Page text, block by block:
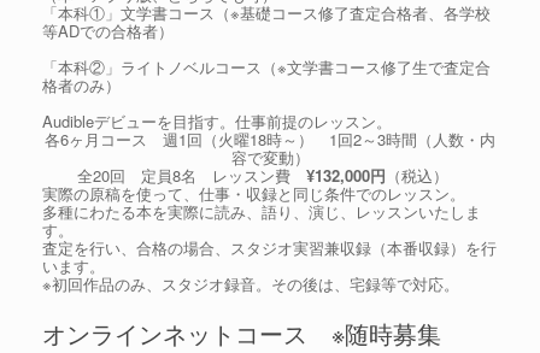
「本科①」文学書コース（※基礎コース修了査定合格者、各学校
等ADでの合格者）
「本科②」ライトノベルコース（※文学書コース修了生で査定合
格者のみ）
Audibleデビューを目指す。仕事前提のレッスン。
各6ヶ月コース 週1回（火曜18時～） 1回2～3時間（人数・内
容で変動）
全20回 定員8名 レッスン費 ¥132,000円 （税込）
実際の原稿を使って、仕事・収録と同じ条件でのレッスン。
多種にわたる本を実際に読み、語り、演じ、レッスンいたしま
す。
査定を行い、合格の場合、スタジオ実習兼収録（本番収録）を行
います。
※初回作品のみ、スタジオ録音。その後は、宅録等で対応。
オンラインネットコース ※随時募集